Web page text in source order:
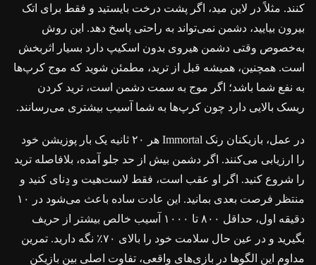
کنند. مثلاً در لاین مید، اگر پشت درخت بایستید و فقط برای اتک
بیرون بیایید، دشمن نمی‌تواند به راحتی پاسخ دهد. این روش
به‌خصوص وقتی دشمن هیروی بدون اسکیپ دارد بسیار اثربخش
است. همچنین، همیشه قبل از ترید، مطمئن شوید که موج کرپ‌ها
به نفع شما باشد؛ اگر موج به سمت دشمن است، ترید کردن
ریسک بالایی دارد چون کرپ‌ها به شما آسیب بیشتری می‌رسانند.
در عمل، بازیکنان رنک Immortal هر ۲۰ ثانیه یک بار پوزیشن خود
را ارزیابی می‌کنند. اگر دشمن بیش از حد جلو آمده، بلافاصله ترید
را شروع کنید. اگر او عقب است، فقط لاست‌هیت و دِنای کنید و
منتظر فرصت بعدی بمانید. این عادت ساده باعث می‌شود در ۱۰
دقیقه اول، حداقل ۸۰۰ تا ۱۰۰۰ آسیب خالص بیشتر از حریف
بگیرید و در عین حال سلامت خود را بالای ۷۰٪ نگه دارید. تمرین
مداوم این الگوها در بازی‌های واقعی، تفاوت اصلی بین بازیکن